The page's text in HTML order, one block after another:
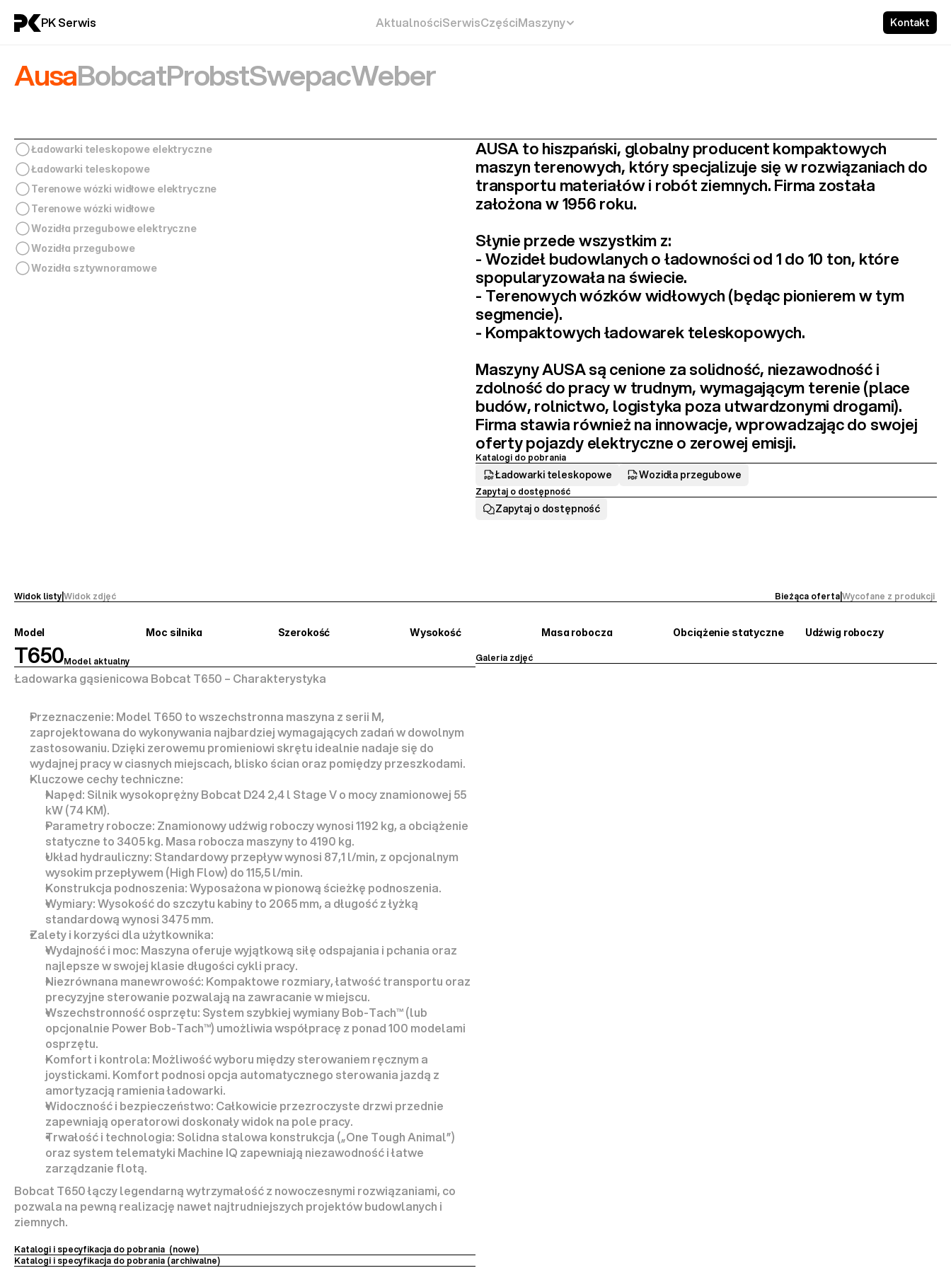
AusaBobcatProbstSwepacWeber
Ładowarki teleskopowe elektryczne
Ładowarki teleskopowe
Terenowe wózki widłowe elektryczne
Terenowe wózki widłowe
Wozidła przegubowe elektryczne
Wozidła przegubowe
Wozidła sztywnoramowe
AUSA to hiszpański, globalny producent kompaktowych
maszyn terenowych, który specjalizuje się w rozwiązaniach do
transportu materiałów i robót ziemnych. Firma została
założona w 1956 roku.
Słynie przede wszystkim z:
- Wozideł budowlanych o ładowności od 1 do 10 ton, które
spopularyzowała na świecie.
- Terenowych wózków widłowych (będąc pionierem w tym
segmencie).
- Kompaktowych ładowarek teleskopowych.
Maszyny AUSA są cenione za solidność, niezawodność i
zdolność do pracy w trudnym, wymagającym terenie (place
budów, rolnictwo, logistyka poza utwardzonymi drogami).
Firma stawia również na innowacje, wprowadzając do swojej
oferty pojazdy elektryczne o zerowej emisji.
Katalogi do pobrania
Ładowarki teleskopowe Wozidła przegubowe
Zapytaj o dostępność
Zapytaj o dostępność
Widok listyWidok zdjęć Bieżąca ofertaWycofane z produkcji
Model Moc silnika Szerokość Wysokość Masa robocza Obciążenie statyczne Udźwig roboczy
T650Model aktualny
Ładowarka gąsienicowa Bobcat T650 – Charakterystyka
Przeznaczenie: Model T650 to wszechstronna maszyna z serii M,
zaprojektowana do wykonywania najbardziej wymagających zadań w dowolnym
zastosowaniu. Dzięki zerowemu promieniowi skrętu idealnie nadaje się do
wydajnej pracy w ciasnych miejscach, blisko ścian oraz pomiędzy przeszkodami.
Kluczowe cechy techniczne:
Napęd: Silnik wysokoprężny Bobcat D24 2,4 l Stage V o mocy znamionowej 55
kW (74 KM).
Parametry robocze: Znamionowy udźwig roboczy wynosi 1192 kg, a obciążenie
statyczne to 3405 kg. Masa robocza maszyny to 4190 kg.
Układ hydrauliczny: Standardowy przepływ wynosi 87,1 l/min, z opcjonalnym
wysokim przepływem (High Flow) do 115,5 l/min.
Konstrukcja podnoszenia: Wyposażona w pionową ścieżkę podnoszenia.
Wymiary: Wysokość do szczytu kabiny to 2065 mm, a długość z łyżką
standardową wynosi 3475 mm.
Zalety i korzyści dla użytkownika:
Wydajność i moc: Maszyna oferuje wyjątkową siłę odspajania i pchania oraz
najlepsze w swojej klasie długości cykli pracy.
Niezrównana manewrowość: Kompaktowe rozmiary, łatwość transportu oraz
precyzyjne sterowanie pozwalają na zawracanie w miejscu.
Wszechstronność osprzętu: System szybkiej wymiany Bob-Tach™ (lub
opcjonalnie Power Bob-Tach™) umożliwia współpracę z ponad 100 modelami
osprzętu.
Komfort i kontrola: Możliwość wyboru między sterowaniem ręcznym a
joystickami. Komfort podnosi opcja automatycznego sterowania jazdą z
amortyzacją ramienia ładowarki.
Widoczność i bezpieczeństwo: Całkowicie przezroczyste drzwi przednie
zapewniają operatorowi doskonały widok na pole pracy.
Trwałość i technologia: Solidna stalowa konstrukcja („One Tough Animal”)
oraz system telematyki Machine IQ zapewniają niezawodność i łatwe
zarządzanie flotą.
Bobcat T650 łączy legendarną wytrzymałość z nowoczesnymi rozwiązaniami, co
pozwala na pewną realizację nawet najtrudniejszych projektów budowlanych i
ziemnych.
Katalogi i specyfikacja do pobrania  (nowe)
Katalogi i specyfikacja do pobrania (archiwalne)
Galeria zdjęć
PK Serwis AktualnościSerwisCzęściMaszyny Kontakt